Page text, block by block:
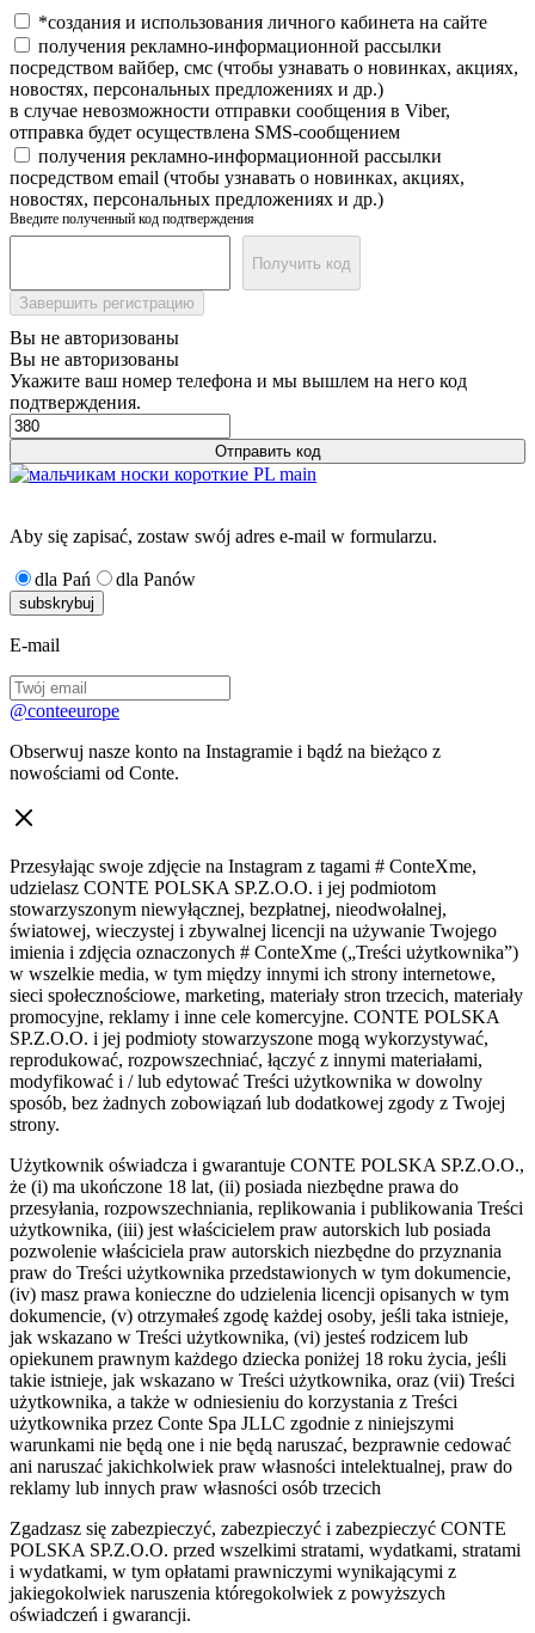
*создания и использования личного кабинета на сайте
получения рекламно-информационной рассылки
посредством вайбер, смс (чтобы узнавать о новинках, акциях,
новостях, персональных предложениях и др.)
в случае невозможности отправки сообщения в Viber,
отправка будет осуществлена SMS-сообщением
получения рекламно-информационной рассылки
посредством email (чтобы узнавать о новинках, акциях,
новостях, персональных предложениях и др.)
Введите полученный код подтверждения
Получить код
Завершить регистрацию
Вы не авторизованы
Вы не авторизованы
Укажите ваш номер телефона и мы вышлем на него код
подтверждения.
Отправить код
Aby się zapisać, zostaw swój adres e-mail w formularzu.
dla Pań dla Panów
E-mail
@conteeurope
Obserwuj nasze konto na Instagramie i bądź na bieżąco z
nowościami od Conte.
Przesyłając swoje zdjęcie na Instagram z tagami # ConteXme,
udzielasz CONTE POLSKA SP.Z.O.O. i jej podmiotom
stowarzyszonym niewyłącznej, bezpłatnej, nieodwołalnej,
światowej, wieczystej i zbywalnej licencji na używanie Twojego
imienia i zdjęcia oznaczonych # ConteXme („Treści użytkownika”)
w wszelkie media, w tym między innymi ich strony internetowe,
sieci społecznościowe, marketing, materiały stron trzecich, materiały
promocyjne, reklamy i inne cele komercyjne. CONTE POLSKA
SP.Z.O.O. i jej podmioty stowarzyszone mogą wykorzystywać,
reprodukować, rozpowszechniać, łączyć z innymi materiałami,
modyfikować i / lub edytować Treści użytkownika w dowolny
sposób, bez żadnych zobowiązań lub dodatkowej zgody z Twojej
strony.
Użytkownik oświadcza i gwarantuje CONTE POLSKA SP.Z.O.O.,
że (i) ma ukończone 18 lat, (ii) posiada niezbędne prawa do
przesyłania, rozpowszechniania, replikowania i publikowania Treści
użytkownika, (iii) jest właścicielem praw autorskich lub posiada
pozwolenie właściciela praw autorskich niezbędne do przyznania
praw do Treści użytkownika przedstawionych w tym dokumencie,
(iv) masz prawa konieczne do udzielenia licencji opisanych w tym
dokumencie, (v) otrzymałeś zgodę każdej osoby, jeśli taka istnieje,
jak wskazano w Treści użytkownika, (vi) jesteś rodzicem lub
opiekunem prawnym każdego dziecka poniżej 18 roku życia, jeśli
takie istnieje, jak wskazano w Treści użytkownika, oraz (vii) Treści
użytkownika, a także w odniesieniu do korzystania z Treści
użytkownika przez Conte Spa JLLC zgodnie z niniejszymi
warunkami nie będą one i nie będą naruszać, bezprawnie cedować
ani naruszać jakichkolwiek praw własności intelektualnej, praw do
reklamy lub innych praw własności osób trzecich
Zgadzasz się zabezpieczyć, zabezpieczyć i zabezpieczyć CONTE
POLSKA SP.Z.O.O. przed wszelkimi stratami, wydatkami, stratami
i wydatkami, w tym opłatami prawniczymi wynikającymi z
jakiegokolwiek naruszenia któregokolwiek z powyższych
oświadczeń i gwarancji.